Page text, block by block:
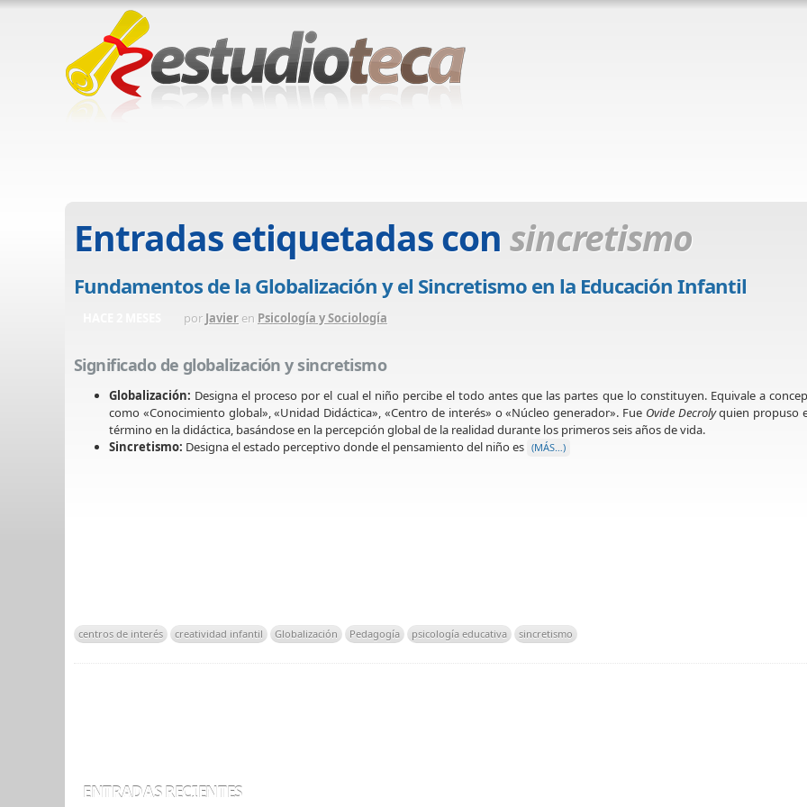
Entradas etiquetadas con sincretismo
Fundamentos de la Globalización y el Sincretismo en la Educación Infantil
por Javier en Psicología y Sociología
Significado de globalización y sincretismo
Globalización: Designa el proceso por el cual el niño percibe el todo antes que las partes que lo constituyen. Equivale a
como «Conocimiento global», «Unidad Didáctica», «Centro de interés» o «Núcleo generador». Fue Ovide Decrolyquien propuso
término en la didáctica, basándose en la percepción global de la realidad durante los primeros seis años de vida.
Sincretismo: Designa el estado perceptivo donde el pensamiento del niño es (MÁS…)
centros de interés creatividad infantil Globalización Pedagogía psicología educativa sincretismo
ENTRADAS RECIENTES